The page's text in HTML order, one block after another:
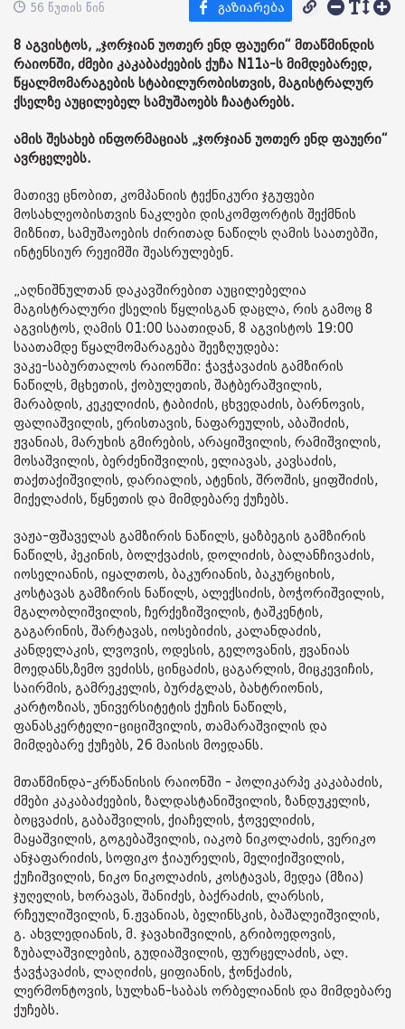
56 წუთის წინ
8 აგვისტოს, „ჯორჯიან უოთერ ენდ ფაუერი“ მთაწმინდის
რაიონში, ძმები კაკაბაძეების ქუჩა N11ა-ს მიმდებარედ,
წყალმომარაგების სტაბილურობისთვის, მაგისტრალურ
ქსელზე აუცილებელ სამუშაოებს ჩაატარებს.
ამის შესახებ ინფორმაციას „ჯორჯიან უოთერ ენდ ფაუერი“
ავრცელებს.
მათივე ცნობით, კომპანიის ტექნიკური ჯგუფები
მოსახლეობისთვის ნაკლები დისკომფორტის შექმნის
მიზნით, სამუშაოების ძირითად ნაწილს ღამის საათებში,
ინტენსიურ რეჟიმში შეასრულებენ.
„აღნიშნულთან დაკავშირებით აუცილებელია
მაგისტრალური ქსელის წყლისგან დაცლა, რის გამოც 8
აგვისტოს, ღამის 01:00 საათიდან, 8 აგვისტოს 19:00
საათამდე წყალმომარაგება შეეზღუდება:
ვაკე-საბურთალოს რაიონში: ჭავჭავაძის გამზირის
ნაწილს, მცხეთის, ქობულეთის, შატბერაშვილის,
მარაბდის, კეკელიძის, ტაბიძის, ცხვედაძის, ბარნოვის,
ფალიაშვილის, ერისთავის, ნაფარეულის, აბაშიძის,
ჟვანიას, მარუხის გმირების, არაყიშვილის, რამიშვილის,
მოსაშვილის, ბერძენიშვილის, ელიავას, კავსაძის,
თაქთაქიშვილის, დარიალის, ატენის, შროშის, ყიფშიძის,
მიქელაძის, წყნეთის და მიმდებარე ქუჩებს.
ვაჟა-ფშაველას გამზირის ნაწილს, ყაზბეგის გამზირის
ნაწილს, პეკინის, ბოლქვაძის, დოლიძის, ბალანჩივაძის,
იოსელიანის, იყალთოს, ბაკურიანის, ბაკურციხის,
კოსტავას გამზირის ნაწილს, ალექსიძის, ბოჭორიშვილის,
მგალობლიშვილის, ჩერქეზიშვილის, ტაშკენტის,
გაგარინის, შარტავას, იოსებიძის, კალანდაძის,
კანდელაკის, ლვოვის, ოდესის, გელოვანის, ჟვანიას
მოედანს,ზემო ვეძისს, ცინცაძის, ცაგარლის, მიცკევიჩის,
საირმის, გამრეკელის, ბურძგლას, ბახტრიონის,
კარტოზიას, უნივერსიტეტის ქუჩის ნაწილს,
ფანასკერტელი-ციციშვილის, თამარაშვილის და
მიმდებარე ქუჩებს, 26 მაისის მოედანს.
მთაწმინდა-კრწანისის რაიონში - პოლიკარპე კაკაბაძის,
ძმები კაკაბაძეების, ზალდასტანიშვილის, ზანდუკელის,
ბოცვაძის, გაბაშვილის, ქიაჩელის, ჭოველიძის,
მაყაშვილის, გოგებაშვილის, იაკობ ნიკოლაძის, ვერიკო
ანჯაფარიძის, სოფიკო ჭიაურელის, მელიქიშვილის,
ქუჩიშვილის, ნიკო ნიკოლაძის, კოსტავას, მედეა (მზია)
ჯუღელის, ხორავას, შანიძეს, ბაქრაძის, ლარსის,
რჩეულიშვილის, ნ.ჟვანიას, ბელინსკის, ბაშალეიშვილის,
გ. ახვლედიანის, მ. ჯავახიშვილის, გრიბოედოვის,
ზუბალაშვილების, გუდიაშვილის, ფურცელაძის, ალ.
ჭავჭავაძის, ლაღიძის, ყიფიანის, ჭონქაძის,
ლერმონტოვის, სულხან-საბას ორბელიანის და მიმდებარე
ქუჩებს.